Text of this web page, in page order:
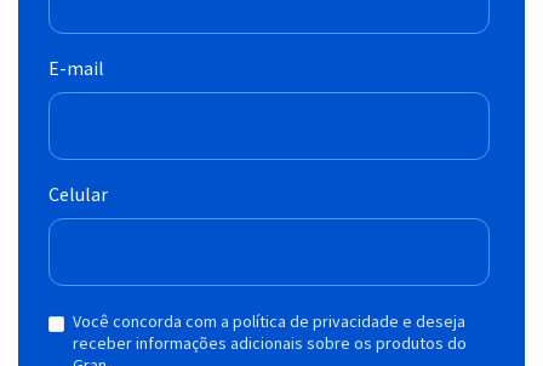
E-mail
Celular
Você concorda com a política de privacidade e deseja
receber informações adicionais sobre os produtos do